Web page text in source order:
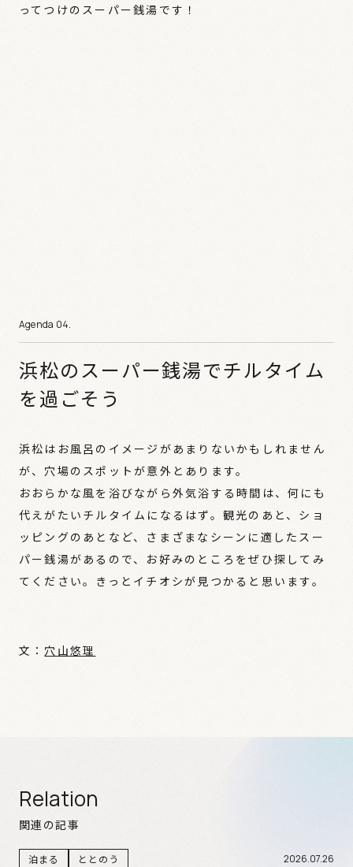
ってつけのスーパー銭湯です！
浜松のスーパー銭湯でチルタイム
を過ごそう
浜松はお風呂のイメージがあまりないかもしれません
が、穴場のスポットが意外とあります。
おおらかな風を浴びながら外気浴する時間は、何にも
代えがたいチルタイムになるはず。観光のあと、ショ
ッピングのあとなど、さまざまなシーンに適したスー
パー銭湯があるので、お好みのところをぜひ探してみ
てください。きっとイチオシが見つかると思います。
文： 穴山悠理
Relation
関連の記事
泊まる ととのう 2026.07.26